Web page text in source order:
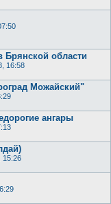
области
16:58
Можайский"
ангары
15:26